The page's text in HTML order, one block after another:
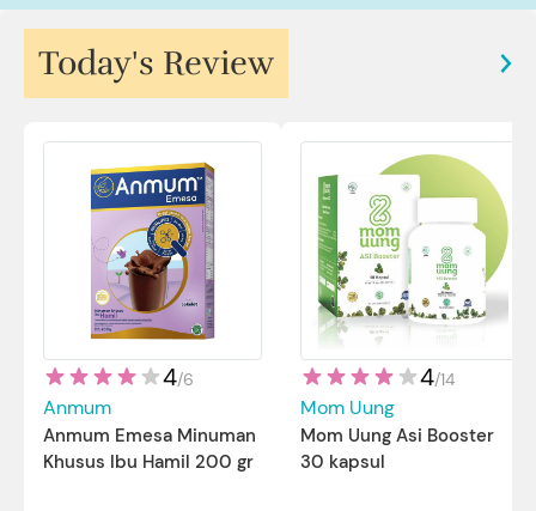
Today's Review
4/6
Anmum
Anmum Emesa Minuman
Khusus Ibu Hamil 200 gr
4/14
Mom Uung
Mom Uung Asi Booster
30 kapsul